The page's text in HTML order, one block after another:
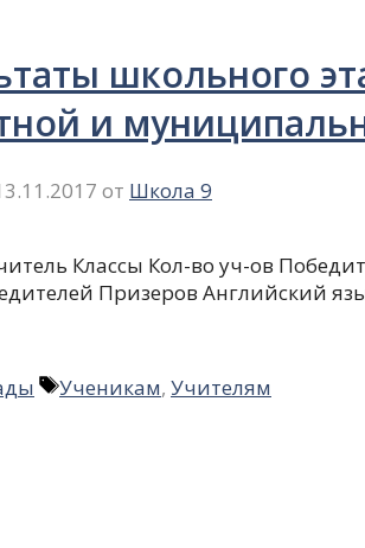
школьного
и
от Школа 9
Классы Кол-во уч-ов
Призеров Английский
Метки
Ученикам, Учителям